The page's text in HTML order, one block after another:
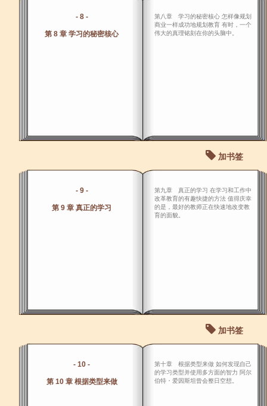
- 8 -
第 8 章 学习的秘密核心
第八章 学习的秘密核心 怎样像规划
商业一样成功地规划教育 有时，一个
伟大的真理铭刻在你的头脑中。
加书签
- 9 -
第 9 章 真正的学习
第九章 真正的学习 在学习和工作中
改革教育的有趣快捷的方法 值得庆幸
的是，最好的教师正在快速地改变教
育的面貌。
加书签
- 10 -
第 10 章 根据类型来做
第十章 根据类型来做 如何发现自己
的学习类型并使用多方面的智力 阿尔
伯特・爱因斯坦曾会整日空想。